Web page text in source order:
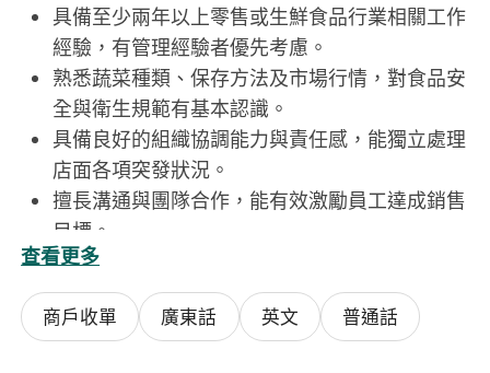
具備至少兩年以上零售或生鮮食品行業相關工作
經驗，有管理經驗者優先考慮。
熟悉蔬菜種類、保存方法及市場行情，對食品安
全與衛生規範有基本認識。
具備良好的組織協調能力與責任感，能獨立處理
店面各項突發狀況。
擅長溝通與團隊合作，能有效激勵員工達成銷售
目標。
持有效香港居民身份證，可合法在香港工作，懂
粵語，具基本電腦操作能力者為佳。
查看更多
商戶收單 廣東話 英文 普通話